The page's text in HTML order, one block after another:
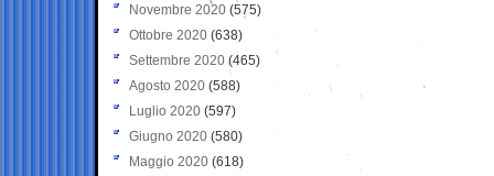
Novembre 2020 (575)
Ottobre 2020 (638)
Settembre 2020(465)
Agosto 2020 (588)
Luglio 2020 (597)
Giugno 2020 (580)
Maggio 2020 (618)